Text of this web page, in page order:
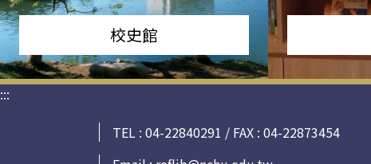
校史館
:::
TEL : 04-22840291 / FAX : 04-22873454